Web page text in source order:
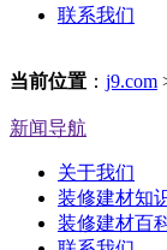
联系我们
当前位置 ： j9.com
新闻导航
关于我们
装修建材知
装修建材百